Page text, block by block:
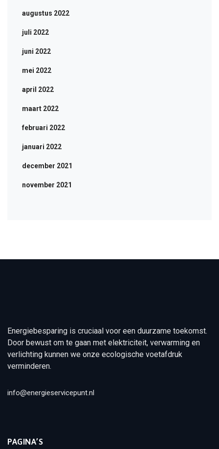
augustus 2022
juli 2022
juni 2022
mei 2022
april 2022
maart 2022
februari 2022
januari 2022
december 2021
november 2021
Energiebesparing is cruciaal voor een duurzame toekomst.
Door bewust om te gaan met elektriciteit, verwarming en
verlichting kunnen we onze ecologische voetafdruk
verminderen.
info@energieservicepunt.nl
PAGINA’S